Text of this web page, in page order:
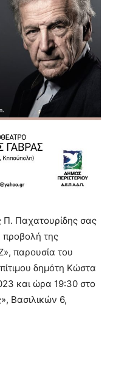
Π. Παχατουρίδης σας
προβολή της
παρουσία του
δημότη Κώστα
και ώρα 19:30 στο
Βασιλικών 6,